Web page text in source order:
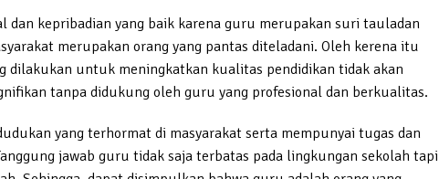
dan kepribadian yang baik karena guru merupakan suri tauladan
merupakan orang yang pantas diteladani. Oleh kerena itu
dilakukan untuk meningkatkan kualitas pendidikan tidak akan
tanpa didukung oleh guru yang profesional dan berkualitas.
yang terhormat di masyarakat serta mempunyai tugas dan
jawab guru tidak saja terbatas pada lingkungan sekolah tapi